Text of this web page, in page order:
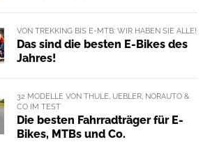
VON TREKKING BIS E-MTB: WIR HABEN SIE ALLE!
Das sind die besten E-Bikes des
Jahres!
32 MODELLE VON THULE, UEBLER, NORAUTO &
CO IM TEST
Die besten Fahrradträger für E-
Bikes, MTBs und Co.